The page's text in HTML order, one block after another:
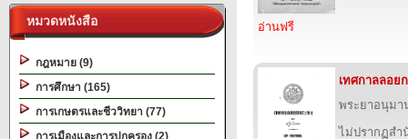
หมวดหนังสือ
กฎหมาย (9)
การศึกษา (165)
การเกษตรและชีววิทยา (77)
การเมืองและการปกครอง (2)
อ่านฟรี
เทศกาลลอย
พระยาอนุมา
ไม่ปรากฏส